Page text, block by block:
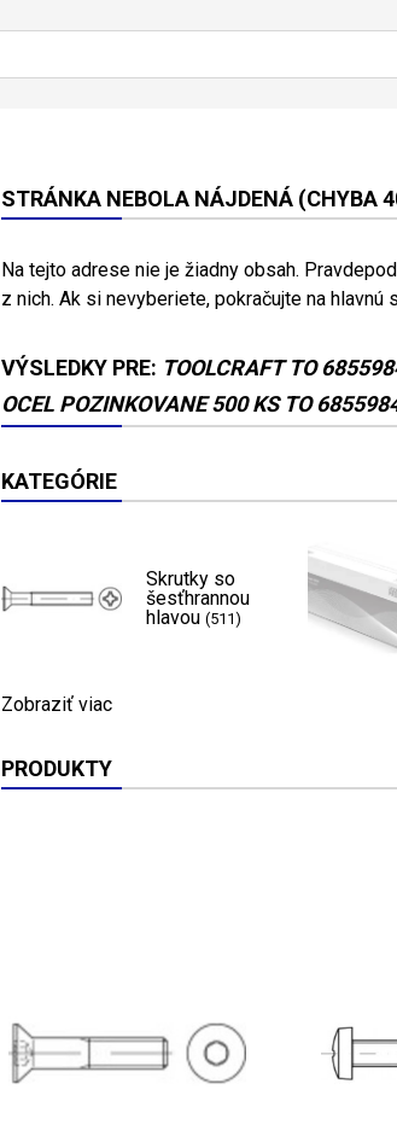
STRÁNKA NEBOLA NÁJDENÁ (CHYBA
Na tejto adrese nie je žiadny obsah.
z nich. Ak si nevyberiete, pokračujte na hlavnú
VÝSLEDKY PRE: TOOLCRAFT TO
OCEL POZINKOVANE 500 KS TO
KATEGÓRIE
Skrutky so
šesťhrannou
hlavou (511)
Zobraziť viac
PRODUKTY